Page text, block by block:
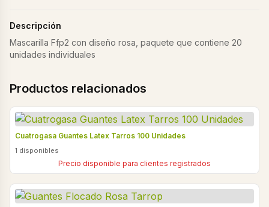
Descripción
Mascarilla Ffp2 con diseño rosa, paquete que contiene 20
unidades individuales
Productos relacionados
Cuatrogasa Guantes Latex Tarros 100 Unidades
1 disponibles
Precio disponible para clientes registrados